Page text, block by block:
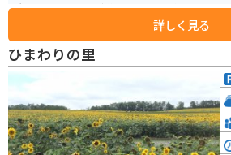
所」では、地元産の新鮮な農産物を購入できます
くりんこ」は、粘りがあり、冷めても美味しいと
です。 また、道の駅には、レストランや軽食コーナーがあり、地元の食材を
使った料理を楽しむことができます。深川産の米
も人気です。バイクで訪れた際には、駐車場も広
周辺には、深川市の歴史や文化に触れることがで
す。例えば、「戸外炉峠駐車公園」は、パークゴ
ており、自然を楽しむことができます。道の駅
に、深川市の魅力を満喫してみてください。
詳しく見る
ひまわりの里